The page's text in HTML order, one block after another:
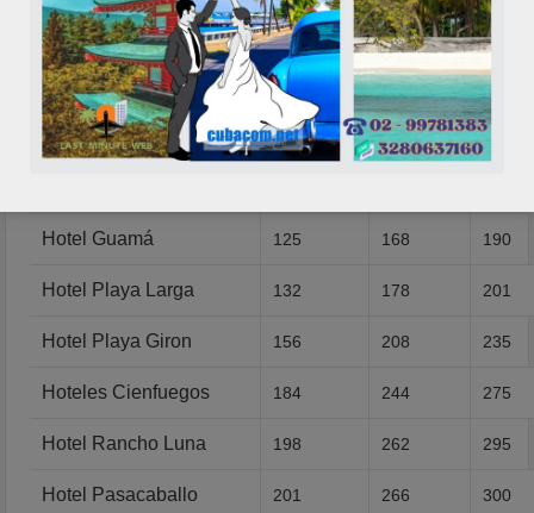
Hoteles Varadero
(Varios Hoteles)
144 192 217
Hotel Moka 53 76 87
Hotel Soroa 62 88 100
Hotel Guamá 125 168 190
Hotel Playa Larga 132 178 201
Hotel Playa Giron 156 208 235
Hoteles Cienfuegos 184 244 275
Hotel Rancho Luna 198 262 295
Hotel Pasacaballo 201 266 300